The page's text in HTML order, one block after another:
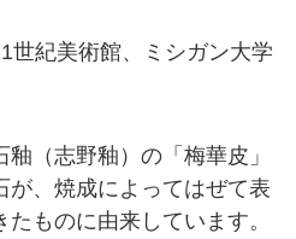
世紀美術館、ミシガン大学
（志野釉）の「梅華皮」
が、焼成によってはぜて表
ものに由来しています。